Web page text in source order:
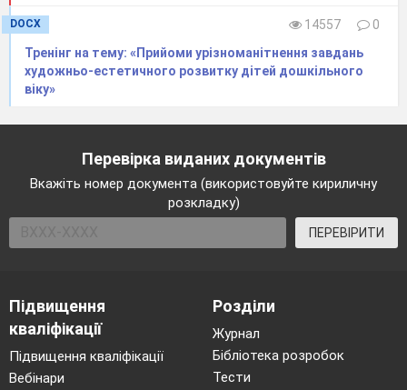
DOCX 14557
0
Тренінг на тему: «Прийоми урізноманітнення завдань
художньо-естетичного розвитку дітей дошкільного
віку»
Перевірка виданих документів
Вкажіть номер документа (використовуйте кириличну
розкладку)
ПЕРЕВІРИТИ
Підвищення
кваліфікації
Підвищення кваліфікації
Вебінари
Розділи
Журнал
Бібліотека розробок
Тести